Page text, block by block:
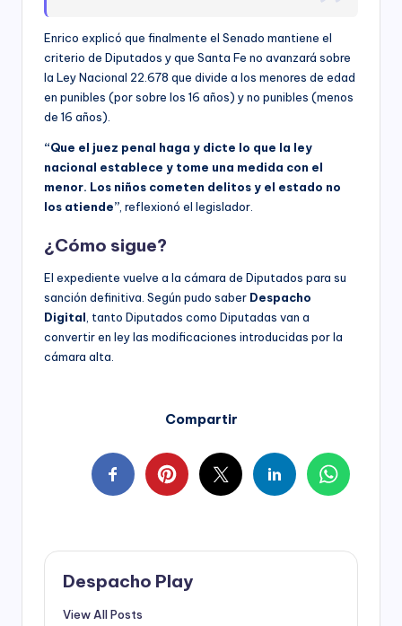
Enrico explicó que finalmente el Senado mantiene el
criterio de Diputados y que Santa Fe no avanzará sobre
la Ley Nacional 22.678 que divide a los menores de edad
en punibles (por sobre los 16 años) y no punibles (menos
de 16 años).
“Que el juez penal haga y dicte lo que la ley
nacional establece y tome una medida con el
menor. Los niños cometen delitos y el estado no
los atiende” , reflexionó el legislador.
¿Cómo sigue?
El expediente vuelve a la cámara de Diputados para su
sanción definitiva. Según pudo saber Despacho
Digital , tanto Diputados como Diputadas van a
convertir en ley las modificaciones introducidas por la
cámara alta.
Compartir
Despacho Play
View All Posts